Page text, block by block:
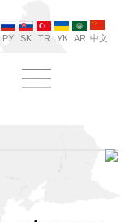
РУ SK TR УК AR 中文